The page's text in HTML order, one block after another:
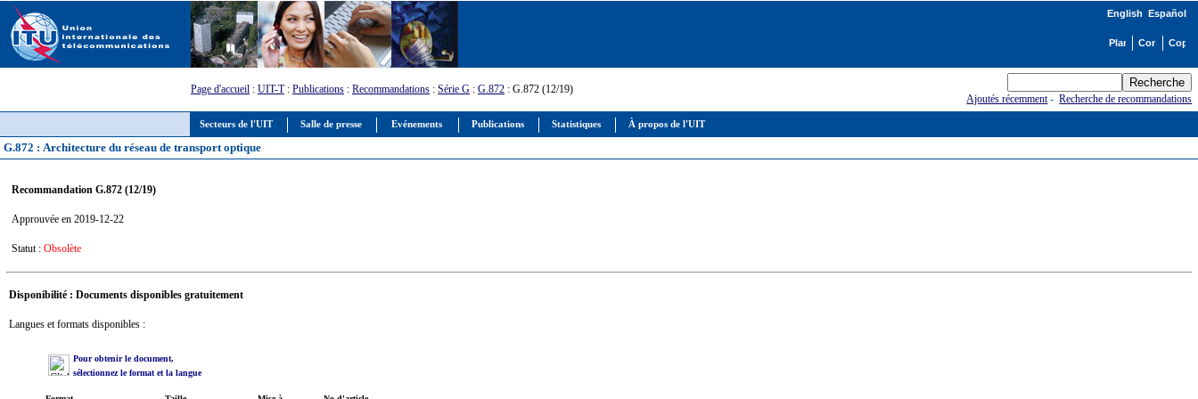
Secteurs de l'UIT Salle de presse Evénements Publications Statistiques À propos de l'UIT
English Español
Page d'accueil : UIT-T: Publications : Recommandations : Série G : G.872 : G.872 (12/19)
Ajoutés récemment-Recherche de recommandations
G.872 : Architecture du réseau de transport optique
Recommandation G.872 (12/19)
Approuvée en 2019-12-22
Statut : Obsolète
Disponibilité : Documents disponibles gratuitement
Langues et formats disponibles :
Pour obtenir le document,
sélectionnez le format et la langue